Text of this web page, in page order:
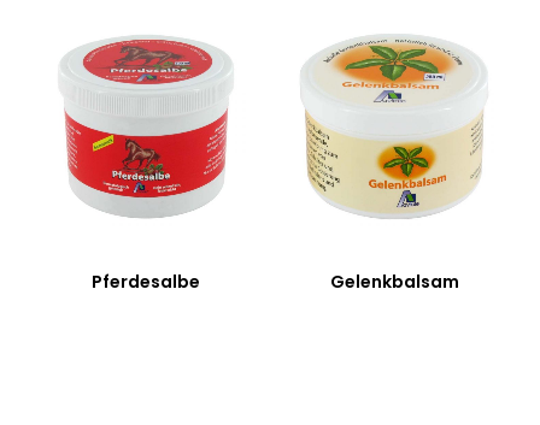
Gelenkbalsam Vitamin D3 + K2